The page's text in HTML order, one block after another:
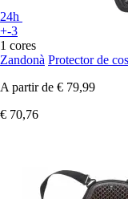
24h
+-3
1 cores
Zandonà Protector de
A partir de € 79,99
€ 70,76